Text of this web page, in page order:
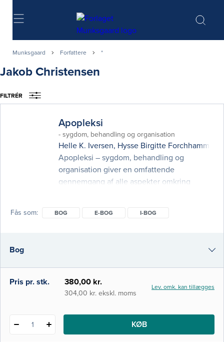
Søg
Munksgaard Forfattere *
Jakob Christensen
FILTRÉR
Apopleksi
- sygdom, behandling og organisation
Helle K. Iversen, Hysse Birgitte Forchhammer
Apopleksi – sygdom, behandling og
organisation giver en omfattende
gennemgang af alle aspekter omkring
behandling og rehabilitering beskrives af
sig til tværfagligt personale, der vil speciali
Fås som BOG E-BOG I-BOG
Bog
e-bog
Pris pr. stk. 380,00 kr.
304,00 kr. ekskl. moms
Lev. omk. kan tillægges
1 KØB